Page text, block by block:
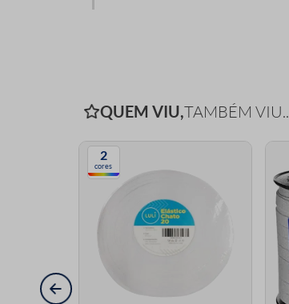
QUEM VIU,TAMBÉM VIU..
2
cores